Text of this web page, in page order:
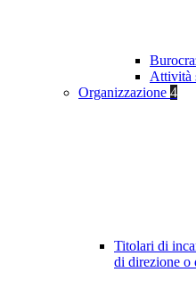
Attività
Organizzazione 4
Titolari di
di direzione o